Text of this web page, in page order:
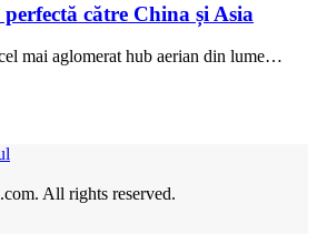
către China și Asia
mai aglomerat hub aerian din lume…
All rights reserved.